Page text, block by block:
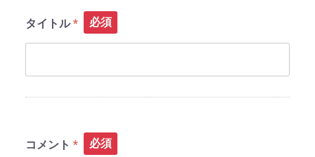
タイトル 必須
コメント 必須